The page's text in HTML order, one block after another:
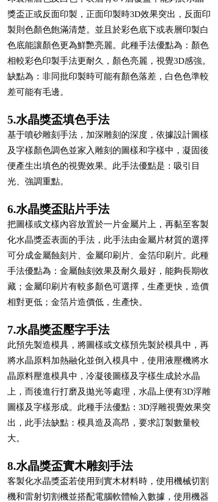
獎盃正或反面印製，正面印製時3D效果突出，反面印
製則色顏色飽滿清楚。並且於彩色底下或表層印製白
色底能讓顏色更為鮮艷亮麗。此種手法優點為：顏色
相較彩色印製手法更耐久，顏色亮麗，視覺3D感強。
缺點為：非同批印製時可能有顏色落差，白色色準較
差可能有毛邊。
5.水晶獎盃填色手法
基于噴砂雕刻手法，加深雕刻的深度，依據設計圖樣
及字樣顏色調色並家入雕刻的圖樣和字樣中，凝固後
便產生出填色的視覺效果。此手法優點是：吸引目
光、強調重點。
6.水晶獎盃貼片手法
把圖樣或文樣內容放置於一片金屬片上，再黏至客製
化水晶獎盃表面的手法，此手法由金屬片材質的選擇
可分成金屬蝕刻片、金屬印刷片、金箔印刷片。此種
手法優點為：金屬蝕刻效果及耐久最好，能夠長期收
藏；金屬印刷片有較多顏色可選擇，生產更快，造價
相對更低；金箔片造價低，生產快。
7.水晶獎盃壓字手法
此預先製造模具，將圖樣或文樣預先製於模具中，再
將水晶原料加熱融化並倒入模具中，使用液壓機將水
晶原料壓進模具中，冷凝後圖樣及字樣生成於水晶
上，而後進行打磨及拋光等處理，水晶上便有3D浮雕
圖樣及字樣形成。此種手法優點：3D浮雕視覺效果突
出，此手法缺點：模具造及高昂，要求訂製數量較
大。
8.水晶獎盃實木雕刻手法
客製化水晶獎盃若使用到實木材料時，使用機械切割
機和雷射切割機並搭配電腦軟體輸入數據，使用機器